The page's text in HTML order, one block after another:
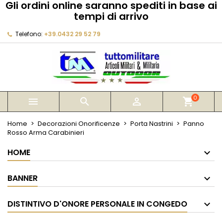
Gli ordini online saranno spediti in base ai
tempi di arrivo
Telefono: +39.0432 29 52 79
   shopping_cart0
Home Decorazioni Onorificenze Porta Nastrini
Panno
Rosso Arma Carabinieri
HOME
BANNER
DISTINTIVO D'ONORE PERSONALE IN CONGEDO
My wishlists
add_circle_outline Create new list
Crea lista dei desideri
Annulla Crea lista dei desideri
Devi avere effettuato l'accesso per salvare dei
prodotti nella tua lista dei desideri.
Annulla